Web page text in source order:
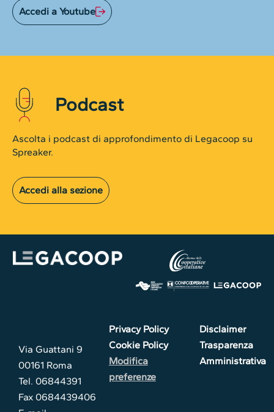
Accedi a Youtube
Podcast
Ascolta i podcast di approfondimento di Legacoop su
Spreaker.
Accedi alla sezione
Via Guattani 9
00161 Roma
Tel. 06844391
Fax 0684439406
Privacy Policy
Cookie Policy
Modifica
preferenze
Disclaimer
Trasparenza
Amministrativa